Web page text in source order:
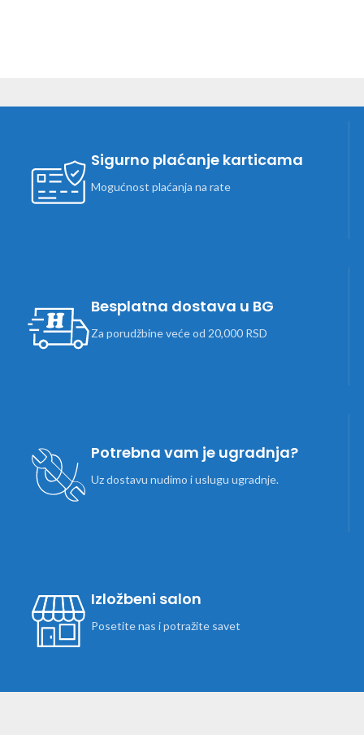
Sigurno plaćanje karticama
Mogućnost plaćanja na rate
Besplatna dostava u BG
Za porudžbine veće od 20,000 RSD
Potrebna vam je ugradnja?
Uz dostavu nudimo i uslugu ugradnje.
Izložbeni salon
Posetite nas i potražite savet